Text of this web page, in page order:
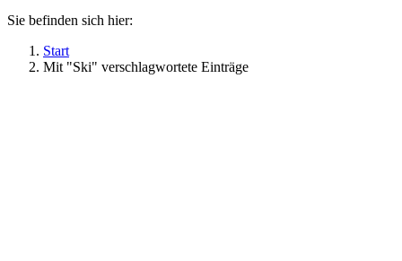
Sie befinden sich hier:
Start
Mit "Ski" verschlagwortete Einträge